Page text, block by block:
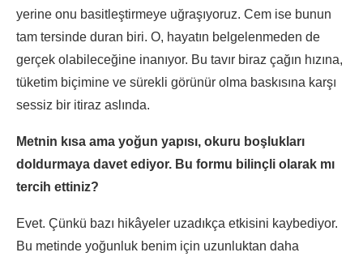
yerine onu basitleştirmeye uğraşıyoruz. Cem ise bunun
tam tersinde duran biri. O, hayatın belgelenmeden de
gerçek olabileceğine inanıyor. Bu tavır biraz çağın hızına,
tüketim biçimine ve sürekli görünür olma baskısına karşı
sessiz bir itiraz aslında.
Metnin kısa ama yoğun yapısı, okuru boşlukları
doldurmaya davet ediyor. Bu formu bilinçli olarak mı
tercih ettiniz?
Evet. Çünkü bazı hikâyeler uzadıkça etkisini kaybediyor.
Bu metinde yoğunluk benim için uzunluktan daha